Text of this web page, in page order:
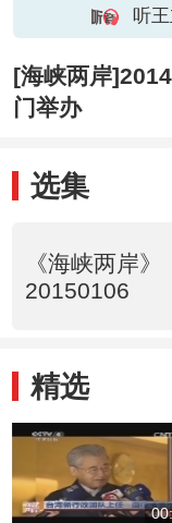
听
[海峡两岸
门举办
选集
《海峡两岸》
20150106
精选